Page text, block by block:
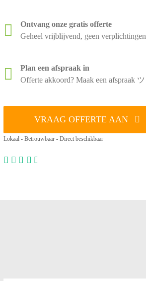
Ontvang onze gratis offerte
Geheel vrijblijvend, geen verplichtingen
Plan een afspraak in
Offerte akkoord? Maak een afspraak ツ
VRAAG OFFERTE AAN
Lokaal - Betrouwbaar - Direct beschikbaar